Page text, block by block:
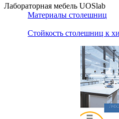
Лабораторная мебель UOSlab
Материалы столешниц
Стойкость столешниц к